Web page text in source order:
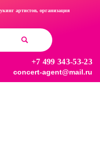
артистов, организация
+7 499 343-53-23
concert-agent@mail.ru